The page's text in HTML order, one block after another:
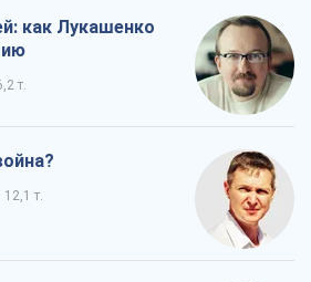
как Лукашенко
т.
12,1 т.